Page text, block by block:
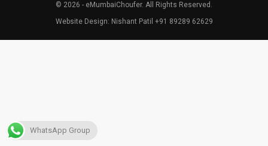
© 2026 - eMumbaiChoufer. All Rights Reserved.
Website Design: Nishant Patil +91 89289 62629
WhatsApp Group